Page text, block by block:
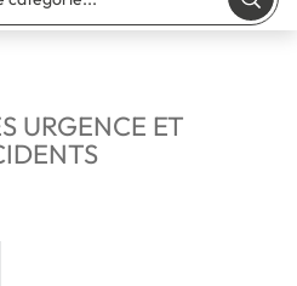
URGENCE ET